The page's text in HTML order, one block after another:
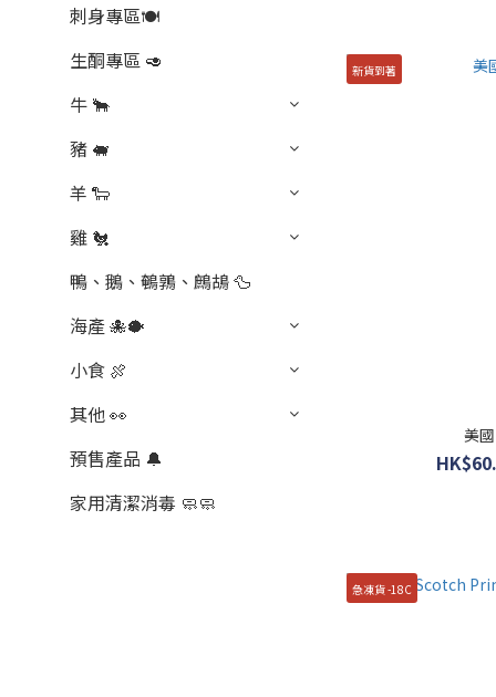
刺身專區🍽️
生酮專區 🥑
牛 🐂
豬 🐖
羊 🐑
雞 🐔
鴨、鵝、鵪鶉、鷓鴣 🦆
海產 🐙🐡
小食 🍖
其他 👀
預售產品 🔔
家用清潔消毒 🧼🧼
新貨到著
美
急凍貨 -18C